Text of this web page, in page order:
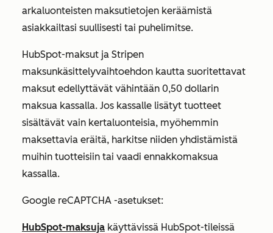
arkaluonteisten maksutietojen keräämistä
asiakkailtasi suullisesti tai puhelimitse.
HubSpot-maksut ja Stripen
maksunkäsittelyvaihtoehdon kautta suoritettavat
maksut edellyttävät vähintään 0,50 dollarin
maksua kassalla. Jos kassalle lisätyt tuotteet
sisältävät vain kertaluonteisia, myöhemmin
maksettavia eräitä, harkitse niiden yhdistämistä
muihin tuotteisiin tai vaadi ennakkomaksua
kassalla.
Google reCAPTCHA -asetukset:
HubSpot-maksuja käyttävissä HubSpot-tileissä